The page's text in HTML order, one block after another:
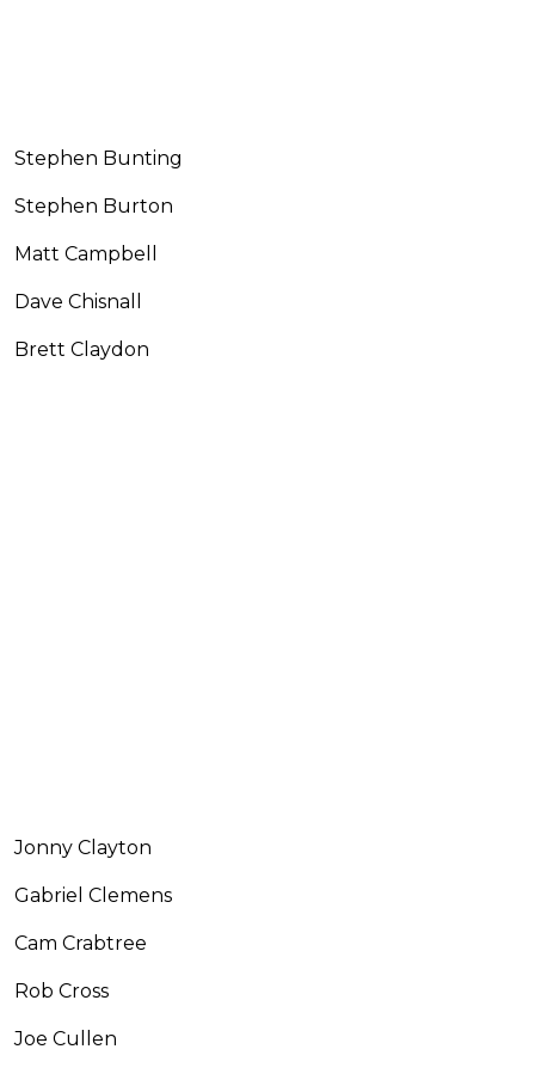
Stephen Bunting
Stephen Burton
Matt Campbell
Dave Chisnall
Brett Claydon
Jonny Clayton
Gabriel Clemens
Cam Crabtree
Rob Cross
Joe Cullen